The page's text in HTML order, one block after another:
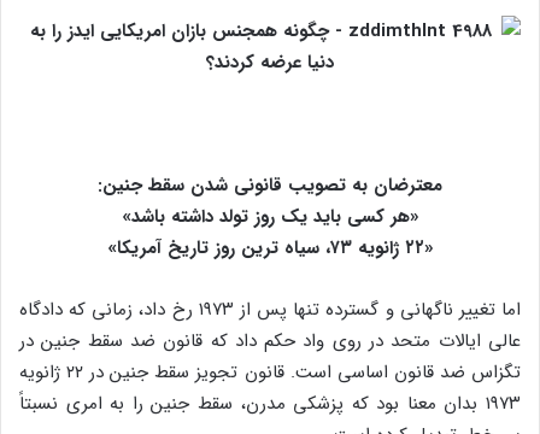
معترضان به تصویب قانونی‌ شدن سقط جنین:
«هر کسی باید یک روز تولد داشته باشد»
«۲۲ ژانویه ۷۳، سیاه‌ ترین روز تاریخ آمریکا»
اما تغییر ناگهانی و گسترده تنها پس از ۱۹۷۳ رخ داد، زمانی که دادگاه
عالی ایالات متحد در روی واد حکم داد که قانون ضد سقط جنین در
تگزاس ضد قانون اساسی است. قانون تجویز سقط جنین در ۲۲ ژانویه
۱۹۷۳ بدان معنا بود که پزشکی مدرن، سقط جنین را به امری نسبتاً